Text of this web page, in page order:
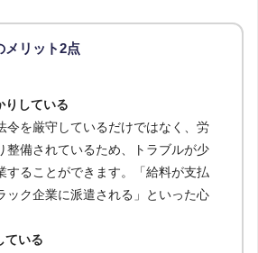
メリット2点
りしている
令を厳守しているだけではなく、労
整備されているため、トラブルが少
することができます。「給料が支払
ック企業に派遣される」といった心
ている